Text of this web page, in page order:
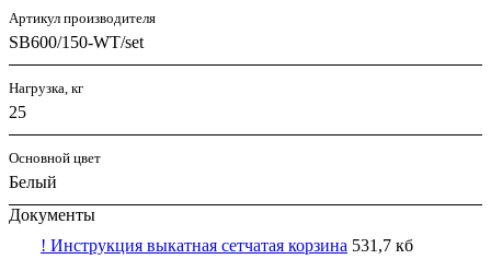
Артикул производителя
SB600/150-WT/set
Нагрузка, кг
25
Основной цвет
Белый
Документы
! Инструкция выкатная сетчатая корзина 531,7 кб